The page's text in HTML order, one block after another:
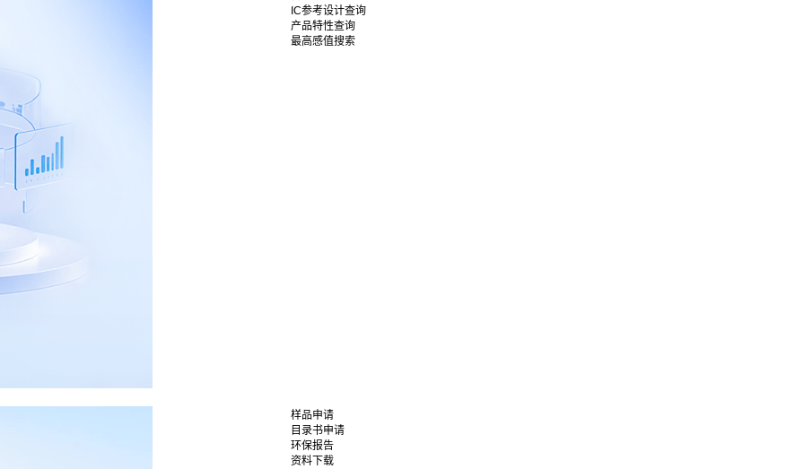
IC参考设计查询
产品特性查询
最高感值搜索
样品申请
目录书申请
环保报告
资料下载